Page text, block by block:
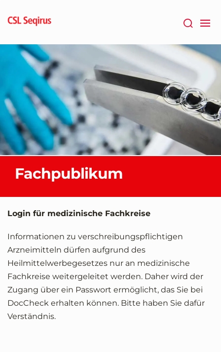
Hauptinhalt
springen
Fachpublikum
Login für medizinische Fachkreise
Informationen zu verschreibungspflichtigen
Arzneimitteln dürfen aufgrund des
Heilmittelwerbegesetzes nur an medizinische
Fachkreise weitergeleitet werden. Daher wird der
Zugang über ein Passwort ermöglicht, das Sie bei
DocCheck erhalten können. Bitte haben Sie dafür
Verständnis.